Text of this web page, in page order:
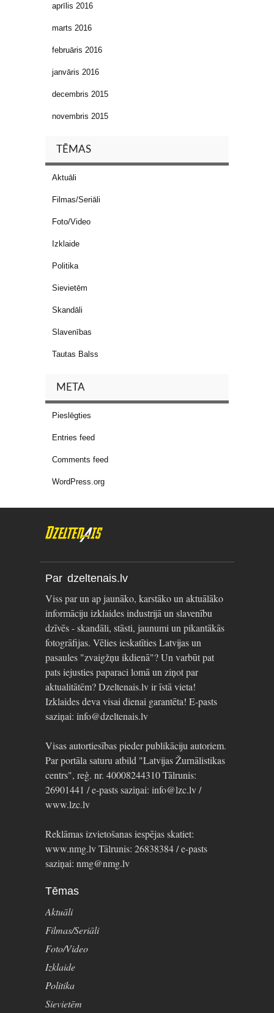
aprīlis 2016
marts 2016
februāris 2016
janvāris 2016
decembris 2015
novembris 2015
TĒMAS
Aktuāli
Filmas/Seriāli
Foto/Video
Izklaide
Politika
Sievietēm
Skandāli
Slavenības
Tautas Balss
META
Pieslēgties
Entries feed
Comments feed
WordPress.org
Par dzeltenais.lv
Viss par un ap jaunāko, karstāko un aktuālāko
informāciju izklaides industrijā un slavenību
dzīvēs - skandāli, stāsti, jaunumi un pikantākās
fotogrāfijas. Vēlies ieskatīties Latvijas un
pasaules "zvaigžņu ikdienā"? Un varbūt pat
pats iejusties paparaci lomā un ziņot par
aktualitātēm? Dzeltenais.lv ir īstā vieta!
Izklaides deva visai dienai garantēta! E-pasts
saziņai: info@dzeltenais.lv
Visas autortiesības pieder publikāciju autoriem.
Par portāla saturu atbild "Latvijas Žurnālistikas
centrs", reģ. nr. 40008244310 Tālrunis:
26901441 / e-pasts saziņai: info@lzc.lv /
www.lzc.lv
Reklāmas izvietošanas iespējas skatiet:
www.nmg.lv Tālrunis: 26838384 / e-pasts
saziņai: nmg@nmg.lv
Tēmas
Aktuāli
Filmas/Seriāli
Foto/Video
Izklaide
Politika
Sievietēm